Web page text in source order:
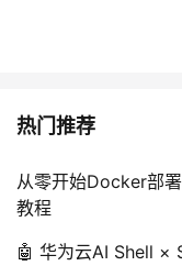
热门推荐
从零开始Docker部
教程
🤖 华为云AI Shell ×